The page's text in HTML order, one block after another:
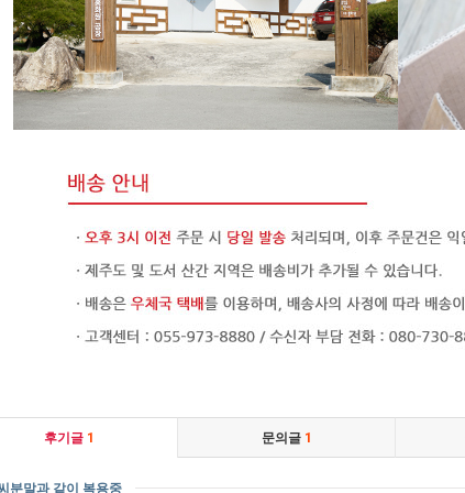
후기글 1 문의글 1
분말과 같이 복용중